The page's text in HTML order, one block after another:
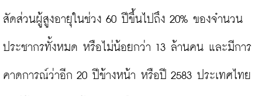
สัดส่วนผู้สูงอายุในช่วง 60 ปีขึ้นไปถึง 20% ของจำนวน
ประชากรทั้งหมด หรือไม่น้อยกว่า 13 ล้านคน และมีการ
คาดการณ์ว่าอีก 20 ปีข้างหน้า หรือปี 2583 ประเทศไทย